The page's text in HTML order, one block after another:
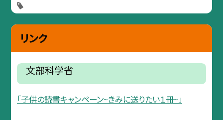
リンク
文部科学省
「子供の読書キャンペーン~きみに送りたい１冊~」